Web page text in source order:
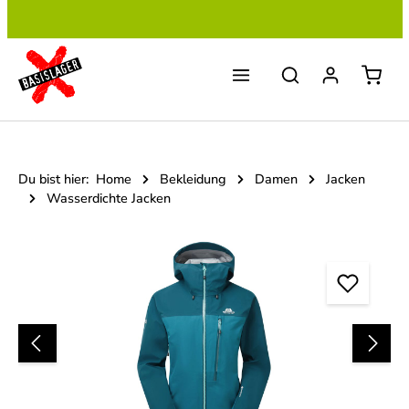
Du bist hier: Home Bekleidung Damen
Jacken
Wasserdichte Jacken